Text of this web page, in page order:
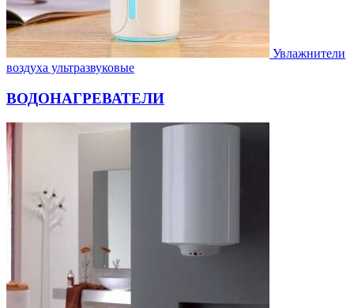
Увлажнители
воздуха ультразвуковые
ВОДОНАГРЕВАТЕЛИ